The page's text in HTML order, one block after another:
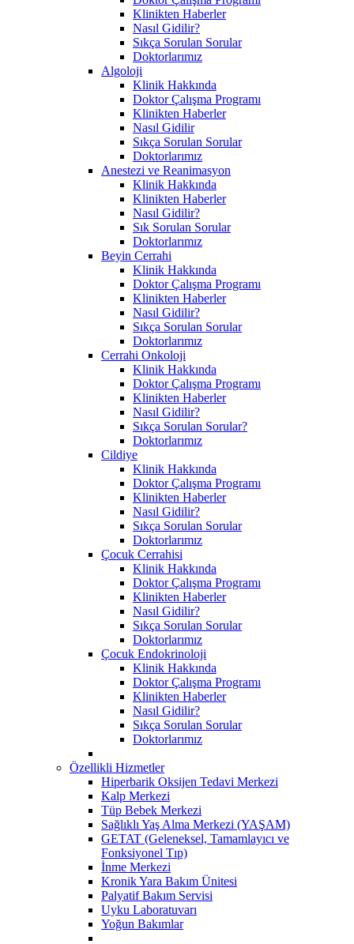
Klinikten Haberler
Nasıl Gidilir?
Sıkça Sorulan Sorular
Doktorlarımız
Algoloji
Klinik Hakkında
Doktor Çalışma Programı
Klinikten Haberler
Nasıl Gidilir
Sıkça Sorulan Sorular
Doktorlarımız
Anestezi ve Reanimasyon
Klinik Hakkında
Klinikten Haberler
Nasıl Gidilir?
Sık Sorulan Sorular
Doktorlarımız
Beyin Cerrahi
Klinik Hakkında
Doktor Çalışma Programı
Klinikten Haberler
Nasıl Gidilir?
Sıkça Sorulan Sorular
Doktorlarımız
Cerrahi Onkoloji
Klinik Hakkında
Doktor Çalışma Programı
Klinikten Haberler
Nasıl Gidilir?
Sıkça Sorulan Sorular?
Doktorlarımız
Cildiye
Klinik Hakkında
Doktor Çalışma Programı
Klinikten Haberler
Nasıl Gidilir?
Sıkça Sorulan Sorular
Doktorlarımız
Çocuk Cerrahisi
Klinik Hakkında
Doktor Çalışma Programı
Klinikten Haberler
Nasıl Gidilir?
Sıkça Sorulan Sorular
Doktorlarımız
Çocuk Endokrinoloji
Klinik Hakkında
Doktor Çalışma Programı
Klinikten Haberler
Nasıl Gidilir?
Sıkça Sorulan Sorular
Doktorlarımız
Özellikli Hizmetler
Hiperbarik Oksijen Tedavi Merkezi
Kalp Merkezi
Tüp Bebek Merkezi
Sağlıklı Yaş Alma Merkezi (YAŞAM)
GETAT (Geleneksel, Tamamlayıcı ve
Fonksiyonel Tıp)
İnme Merkezi
Kronik Yara Bakım Ünitesi
Palyatif Bakım Servisi
Uyku Laboratuvarı
Yoğun Bakımlar